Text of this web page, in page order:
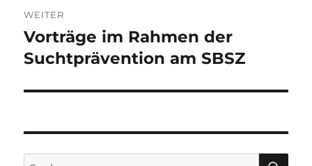
WEITER
Nächster
Beitrag:
Vorträge im Rahmen der
Suchtprävention am SBSZ
Suchen